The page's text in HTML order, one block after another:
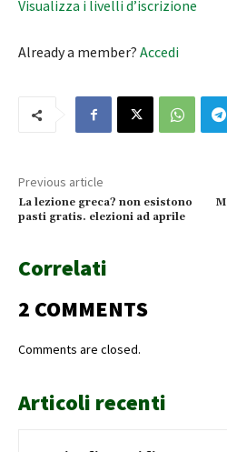
Visualizza i livelli d’iscrizione
Already a member? Accedi
Previous article
La lezione greca? non esistono
pasti gratis. elezioni ad aprile
Correlati
2 COMMENTS
Comments are closed.
Articoli recenti